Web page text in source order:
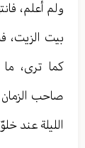
ولم أعلم،
بيت الزيت،
كما ترى، ما
صاحب
الليلة عند